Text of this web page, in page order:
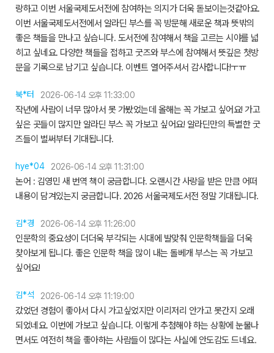
랑하고 이번 서울국제도서전에 참여하는 의지가 더욱 돋보이는것같아요.
이번 서울국제도서전에서 알라딘 부스를 꼭 방문해 새로운 책과 뜻밖의
좋은 책들을 만나고 싶습니다. 도서전에 참여해서 책을 고르는 시야를 넓
히고 싶네요. 다양한 책들을 접하고 굿즈와 부스에 참여해서 뜻깊은 첫방
문을 기록으로 남기고 싶습니다. 이벤트 열어주셔서 감사합니다!ㅜㅠ
북*터 2026-06-14 오후 11:33:00
작년에 사람이 너무 많아서 못 가봤었는데 올해는 꼭 가보고 싶어요! 가고
싶은 곳들이 많지만 알라딘 부스 꼭 가보고 싶어요! 알라딘만의 특별한 굿
즈들이 벌써부터 기대됩니다.
hye*04 2026-06-14 오후 11:31:00
논어 : 김영민 새 번역 책이 궁금합니다. 오랜시간 사랑을 받은 만큼 어떠
내용이 담겨있는지 궁금합니다. 2026 서울국제도서전 정말 기대됩니다.
김*경 2026-06-14 오후 11:26:00
인문학의 중요성이 더더욱 부각되는 시대에 발맞춰 인문학책들을 더욱
찾아보게 됩니다. 좋은 인문학 책을 많이 내는 돌베개 부스는 꼭 가보고
싶어요!
김*석 2026-06-14 오후 11:19:00
갔었던 경험이 좋아서 다시 가고싶었지만 이리저리 안가고 못간지 오래
되었네요. 이번에 가보고 싶습니다. 이렇게 추첨해야 하는 상황에 눈물나
면서도 여전히 책을 좋아하는 사람들이 많다는 사실에 안도감도 드네요.